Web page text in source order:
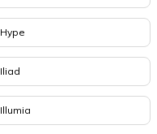
Hype
Iliad
Illumia